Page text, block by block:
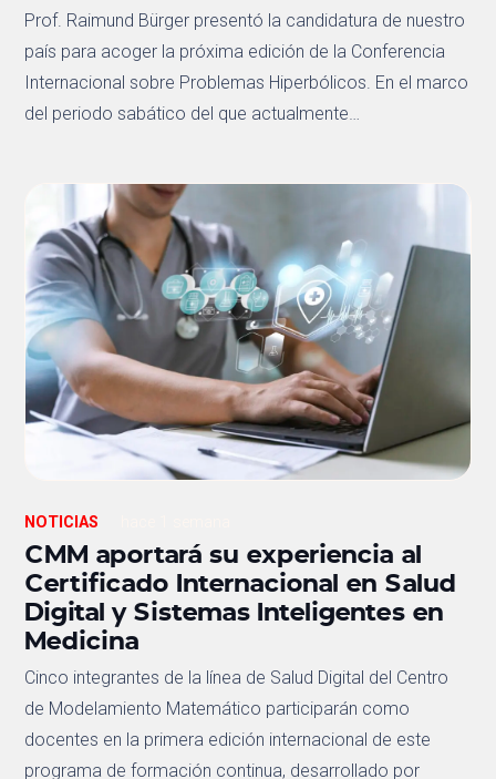
Prof. Raimund Bürger presentó la candidatura de nuestro
país para acoger la próxima edición de la Conferencia
Internacional sobre Problemas Hiperbólicos. En el marco
del periodo sabático del que actualmente…
NOTICIAS
CMM aportará su experiencia al
Certificado Internacional en Salud
Digital y Sistemas Inteligentes en
Medicina
Cinco integrantes de la línea de Salud Digital del Centro
de Modelamiento Matemático participarán como
docentes en la primera edición internacional de este
programa de formación continua, desarrollado por